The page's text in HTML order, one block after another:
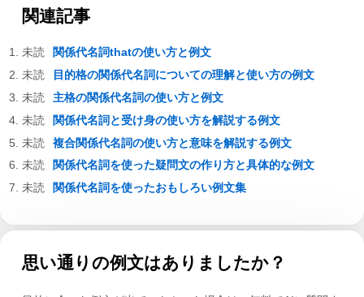
関連記事
関係代名詞thatの使い方と例文
目的格の関係代名詞についての理解と使い方の例文
主格の関係代名詞の使い方と例文
関係代名詞と受け身の使い方を解説する例文
複合関係代名詞の使い方と意味を解説する例文
関係代名詞を使った疑問文の作り方と具体的な例文
関係代名詞を使ったおもしろい例文集
思い通りの例文はありましたか？